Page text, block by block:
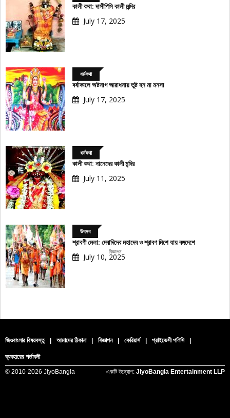
কালী কথা: দাসীপিসি কালী মন্দির
July 17, 2025
ধর্মকথা
বর্ষাকালে অষ্টনাগ আরাধনায় তুষ্ট হন মা মনসা
July 17, 2025
ধর্মকথা
কালী কথা: নানেদের কালী মন্দির
July 11, 2025
উৎসব
শ্রাবণী মেলা: দেবাদিদেব মহাদেব ও শ্রাবণ মিশে যায় বঙ্গদেশে
July 10, 2025
জিওবাংলার বিষয়বস্তু আমাদের ঠিকানা বিজ্ঞাপন কেরিয়ার্স প্রাইভেসী পলিসি
ব্যবহারের শর্তাবলী
© 2010-2026 JiyoBangla একটি উদ্যোগ: JiyoBangla Entertainment LLP
বিজ্ঞাপন